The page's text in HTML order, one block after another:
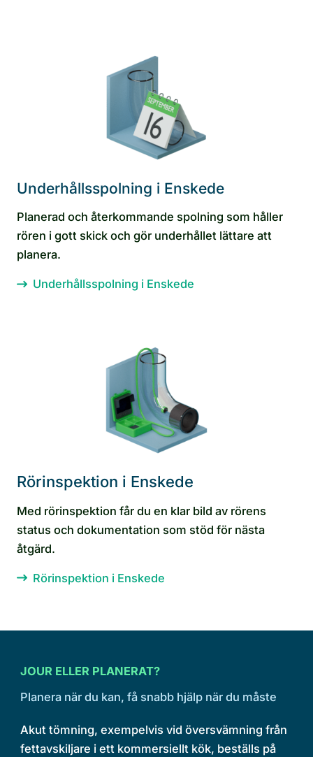
Underhållsspolning i Enskede
Planerad och återkommande spolning som håller
rören i gott skick och gör underhållet lättare att
planera.
Underhållsspolning i Enskede
Rörinspektion i Enskede
Med rörinspektion får du en klar bild av rörens
status och dokumentation som stöd för nästa
åtgärd.
Rörinspektion i Enskede
JOUR ELLER PLANERAT?
Planera när du kan, få snabb hjälp när du måste
Akut tömning, exempelvis vid översvämning från
fettavskiljare i ett kommersiellt kök, beställs på